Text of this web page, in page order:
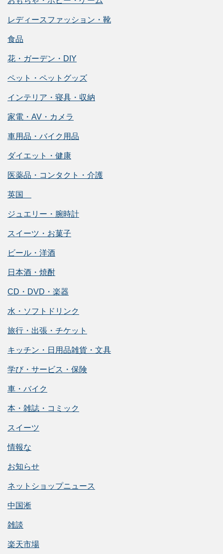
レディースファッション・靴
食品
花・ガーデン・DIY
ペット・ペットグッズ
インテリア・寝具・収納
家電・AV・カメラ
車用品・バイク用品
ダイエット・健康
医薬品・コンタクト・介護
英国
ジュエリー・腕時計
スイーツ・お菓子
ビール・洋酒
日本酒・焼酎
CD・DVD・楽器
水・ソフトドリンク
旅行・出張・チケット
キッチン・日用品雑貨・文具
学び・サービス・保険
車・バイク
本・雑誌・コミック
スイーツ
情報な
お知らせ
ネットショップニュース
中国淅
雑談
楽天市場